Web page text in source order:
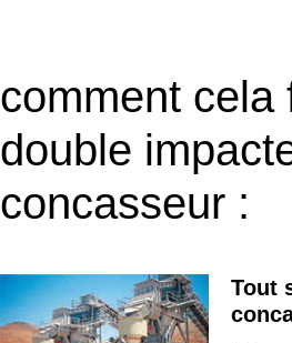
comment cela
double
concasseur :
Tout